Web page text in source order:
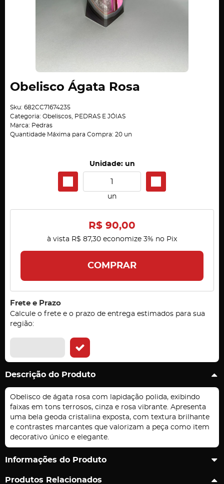
Obelisco Ágata Rosa
Sku: 682CC71674235
Categoria: Obeliscos
PEDRAS E JÓIAS
Marca: Pedras
Quantidade Máxima para Compra: 20 un
Unidade: un
un
R$ 90,00
à vista R$ 87,30 economize 3% no Pix
COMPRAR
Frete e Prazo
Calcule o frete e o prazo de entrega estimados para sua
região:
Descrição do Produto
Obelisco de ágata rosa com lapidação polida, exibindo
faixas em tons terrosos, cinza e rosa vibrante. Apresenta
uma bela geoda cristalina exposta, com textura brilhante
e contrastes marcantes que valorizam a peça como item
decorativo único e elegante.
Informações do Produto
Produtos Relacionados